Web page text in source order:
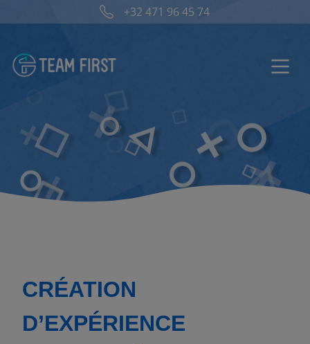
+32 471 96 45 74‬
CRÉATION
D’EXPÉRIENCE